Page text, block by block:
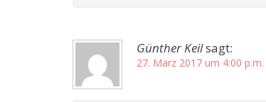
Günther Keilsagt:
27. März 2017 um 4:00